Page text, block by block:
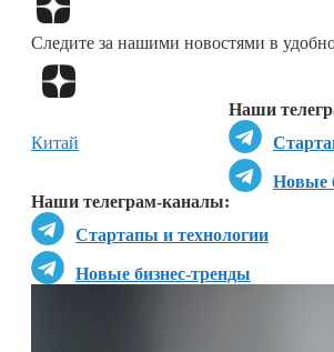
Следите за нашими новостями в
Наши
Новые
Наши телеграм-каналы:
Стартапы и технологии
Новые бизнес-тренды
Китай